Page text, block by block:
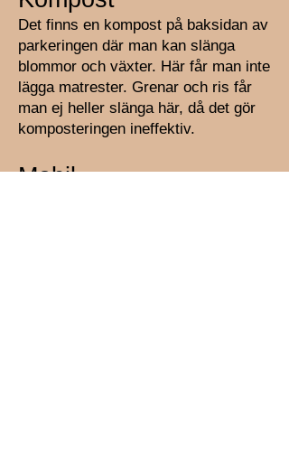
Det finns en kompost på baksidan av
parkeringen där man kan slänga
blommor och växter. Här får man inte
lägga matrester. Grenar och ris får
man ej heller slänga här, då det gör
komposteringen ineffektiv.
Mobil